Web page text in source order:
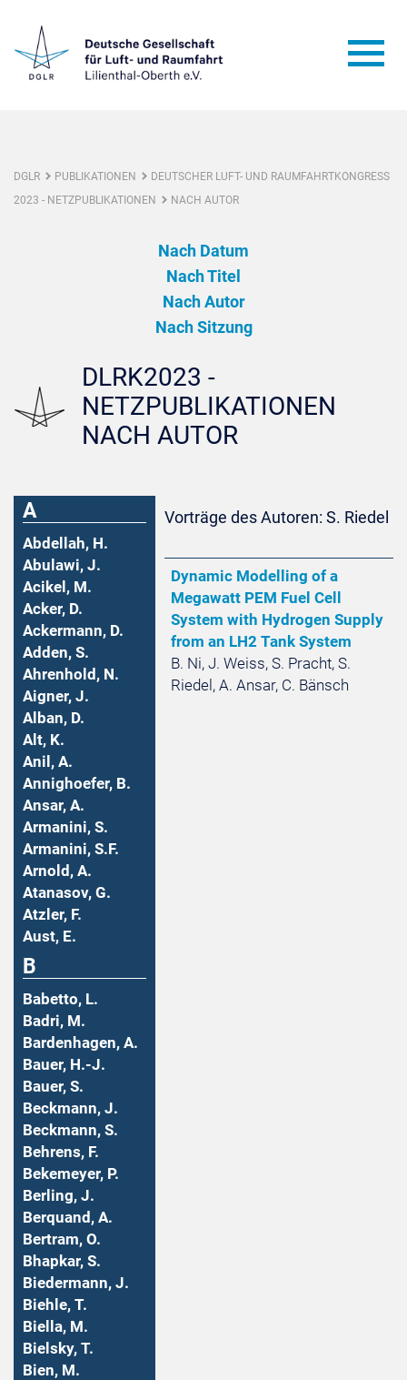
DGLR PUBLIKATIONEN
DEUTSCHER LUFT- UND RAUMFAHRTKONGRESS
2023 - NETZPUBLIKATIONEN
NACH AUTOR
Nach Datum
Nach Titel
Nach Autor
Nach Sitzung
DLRK2023 -
NETZPUBLIKATIONEN
NACH AUTOR
A
Abdellah, H.
Abulawi, J.
Acikel, M.
Acker, D.
Ackermann, D.
Adden, S.
Ahrenhold, N.
Aigner, J.
Alban, D.
Alt, K.
Anil, A.
Annighoefer, B.
Ansar, A.
Armanini, S.
Armanini, S.F.
Arnold, A.
Atanasov, G.
Atzler, F.
Aust, E.
B
Babetto, L.
Badri, M.
Bardenhagen, A.
Bauer, H.-J.
Bauer, S.
Beckmann, J.
Beckmann, S.
Behrens, F.
Bekemeyer, P.
Berling, J.
Berquand, A.
Bertram, O.
Bhapkar, S.
Biedermann, J.
Biehle, T.
Biella, M.
Bielsky, T.
Bien, M.
Vorträge des Autoren: S. Riedel
Dynamic Modelling of a
Megawatt PEM Fuel Cell
System with Hydrogen Supply
from an LH2 Tank System
B. Ni, J. Weiss, S. Pracht, S.
Riedel, A. Ansar, C. Bänsch